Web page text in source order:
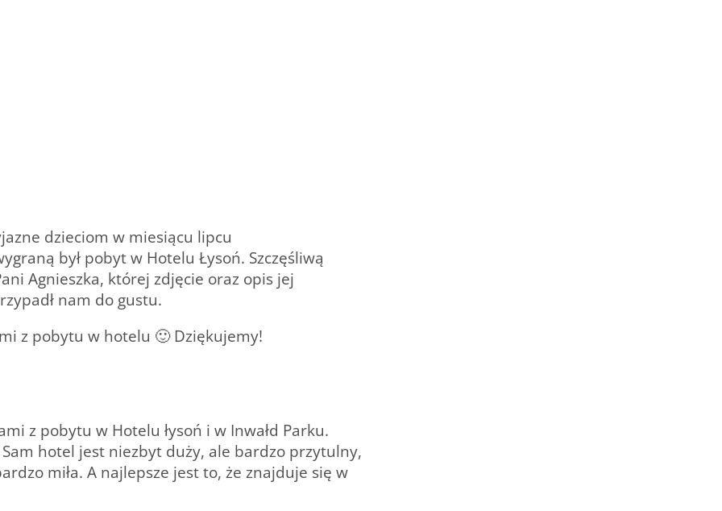
dzieciom w miesiącu lipcu
był pobyt w Hotelu Łysoń. Szczęśliwą
Agnieszka, której zdjęcie oraz opis jej
nam do gustu.
z pobytu w hotelu 🙂 Dziękujemy!
z pobytu w Hotelu łysoń i w Inwałd Parku.
hotel jest niezbyt duży, ale bardzo przytulny,
miła. A najlepsze jest to, że znajduje się w